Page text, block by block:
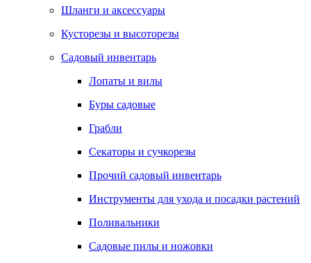
Шланги и аксессуары
Кусторезы и высоторезы
Садовый инвентарь
Лопаты и вилы
Буры садовые
Грабли
Секаторы и сучкорезы
Прочий садовый инвентарь
Инструменты для ухода и посадки растений
Поливальники
Садовые пилы и ножовки